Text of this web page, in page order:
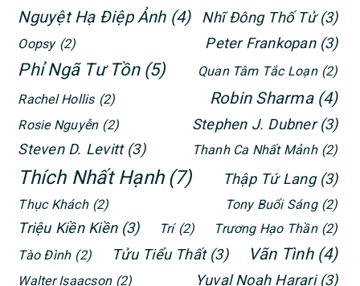
Nguyệt Hạ Điệp Ảnh (4) Nhĩ Đông Thố Tử (3)
Oopsy (2) Peter Frankopan (3)
Phỉ Ngã Tư Tồn (5) Quan Tâm Tắc Loạn (2)
Rachel Hollis (2) Robin Sharma (4)
Rosie Nguyễn (2) Stephen J. Dubner (3)
Steven D. Levitt (3) Thanh Ca Nhất Mảnh (2)
Thích Nhất Hạnh (7) Thập Tứ Lang (3)
Thục Khách (2) Tony Buổi Sáng (2)
Triệu Kiền Kiền (3) Trí (2) Trương Hạo Thần (2)
Tào Đình (2) Tửu Tiểu Thất (3) Vãn Tình (4)
Walter Isaacson (2) Yuval Noah Harari (3)